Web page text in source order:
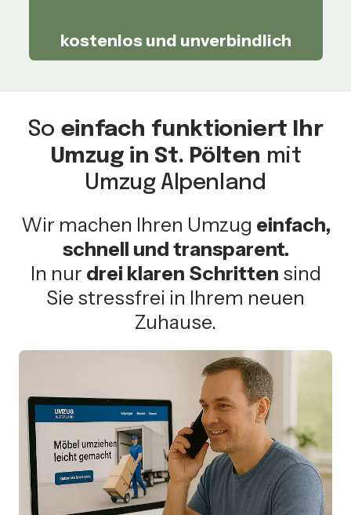
kostenlos und unverbindlich
So einfach funktioniert Ihr
Umzug in St. Pölten mit
Umzug Alpenland
Wir machen Ihren Umzug einfach,
schnell und transparent.
In nur drei klaren Schritten sind
Sie stressfrei in Ihrem neuen
Zuhause.